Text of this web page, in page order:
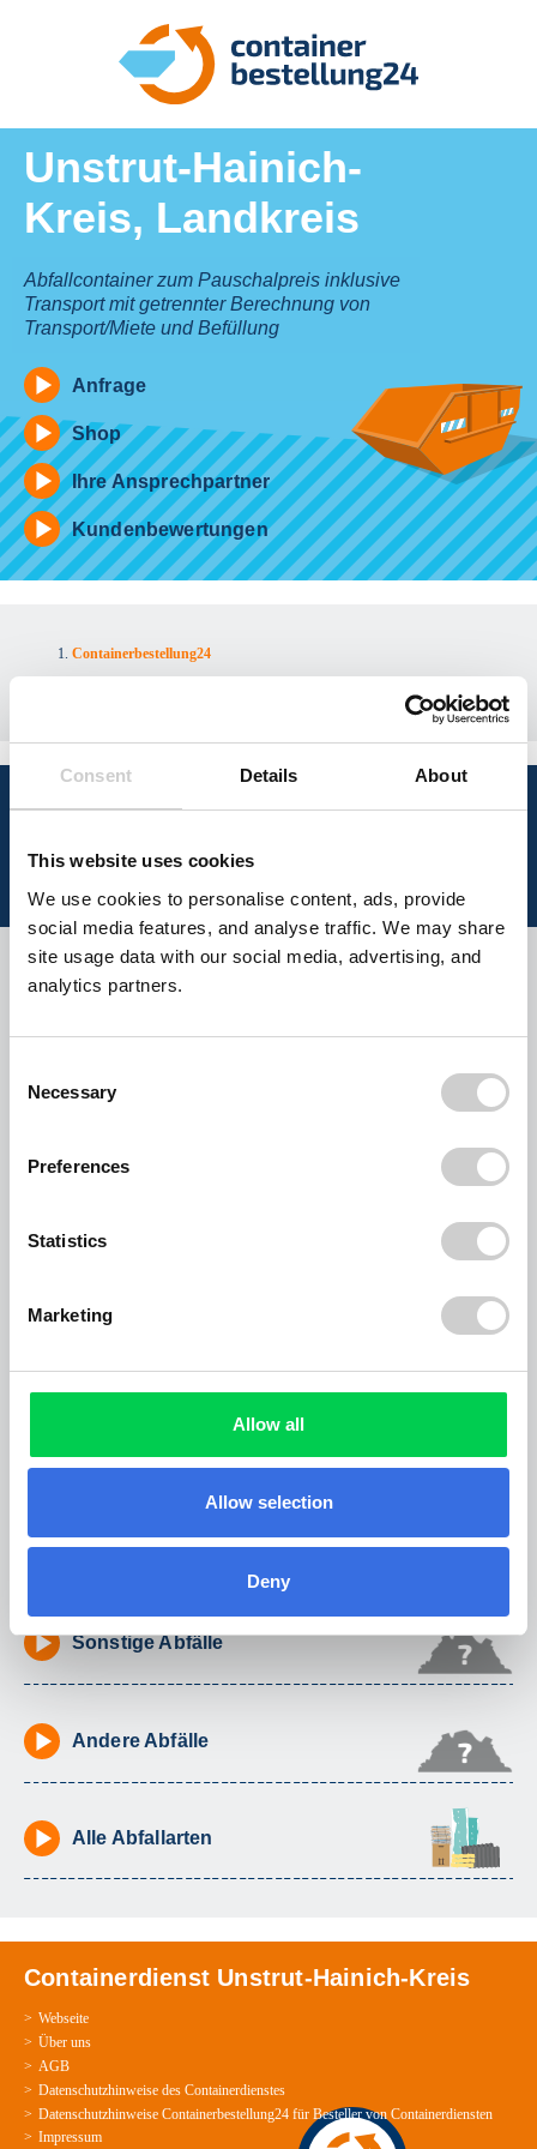
Consent Details About
This website uses cookies
We use cookies to personalise content, ads, provide
social media features, and analyse traffic. We may share
site usage data with our social media, advertising, and
analytics partners.
Selection
Necessary
Preferences
Statistics
Marketing
Allow all
Allow selection
Deny
Unstrut-Hainich-
Kreis, Landkreis
Abfallcontainer zum Pauschalpreis inklusive
Transport mit getrennter Berechnung von
Transport/Miete und Befüllung
Anfrage
Shop
Ihre Ansprechpartner
Kundenbewertungen
Containerbestellung24
Infos zu Abfällen, die Ihr Containerdienst
Bauschutt
Sperrmüll
Polterabend Container
Sonstige Abfälle
Andere Abfälle
Alle Abfallarten
Containerdienst Unstrut-Hainich-Kreis
Webseite
Über uns
AGB
Datenschutzhinweise des Containerdienstes
Datenschutzhinweise Containerbestellung24 für Besteller von Containerdiensten
Impressum